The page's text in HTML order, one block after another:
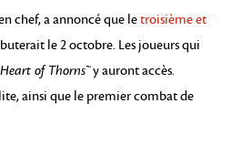
chef, a annoncé que letroisième et
le 2 octobre. Les joueurs qui
of Thorns™y auront accès.
ainsi que le premier combat de